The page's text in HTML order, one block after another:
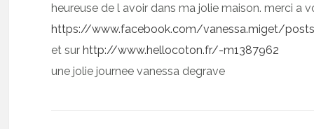
heureuse de l avoir dans ma jolie maison. merci a
https://www.facebook.com/vanessa.miget/
et surhttp://www.hellocoton.fr/-m1387962
une jolie journee vanessa degrave